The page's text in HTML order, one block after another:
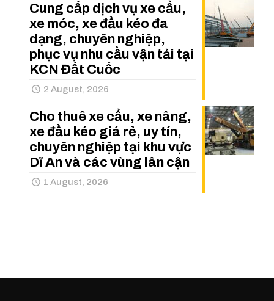
Cung cấp dịch vụ xe cẩu,
xe móc, xe đầu kéo đa
dạng, chuyên nghiệp,
phục vụ nhu cầu vận tải tại
KCN Đất Cuốc
2 August, 2026
Cho thuê xe cẩu, xe nâng,
xe đầu kéo giá rẻ, uy tín,
chuyên nghiệp tại khu vực
Dĩ An và các vùng lân cận
1 August, 2026